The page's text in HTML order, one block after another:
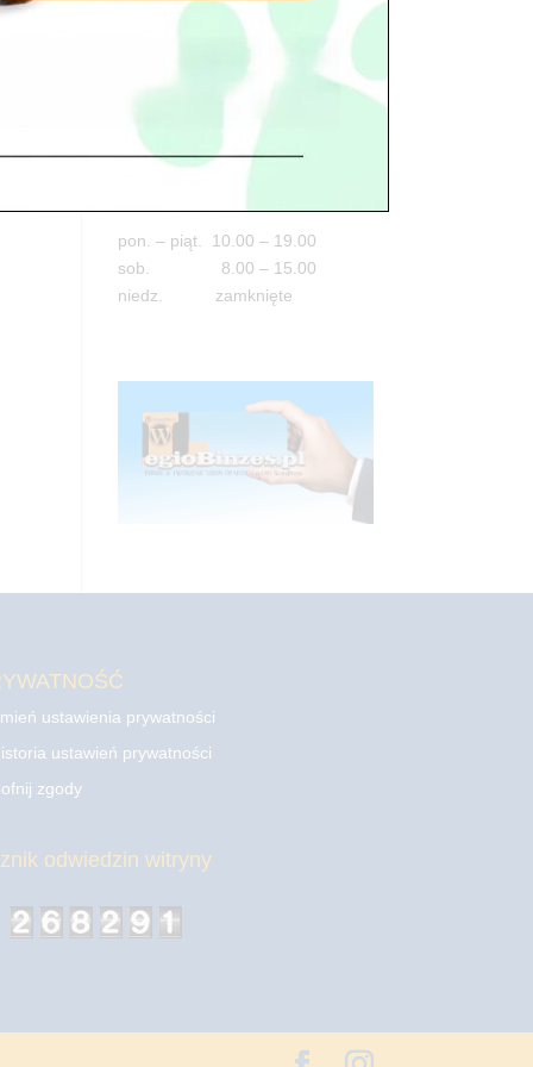
05-100 Nowy Dwór Mazowiecki
tel. 503 900 215
pon. – piąt. 10.00 – 19.00
sob. 8.00 – 15.00
niedz. zamknięte
ustawienia prywatności
ustawień prywatności
zgody
odwiedzin witryny